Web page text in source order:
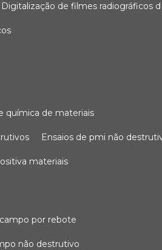
digitalização de filmes radiográficos
química de materiais
ensaios de pmi não
materiais
campo por rebote
não destrutivo